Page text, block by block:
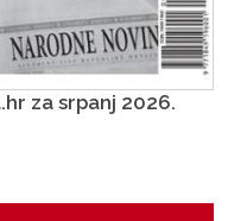
za srpanj 2026.